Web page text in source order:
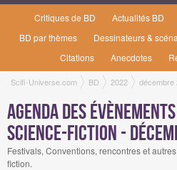
Critiques de BD Actualités BD
BD par thèmes
Dessinateurs &
Citations
Anecdotes
Scifi-Universe.com BD 2022 décembre
Agenda des
science-fiction -
Festivals, Conventions, rencontres et
fiction.